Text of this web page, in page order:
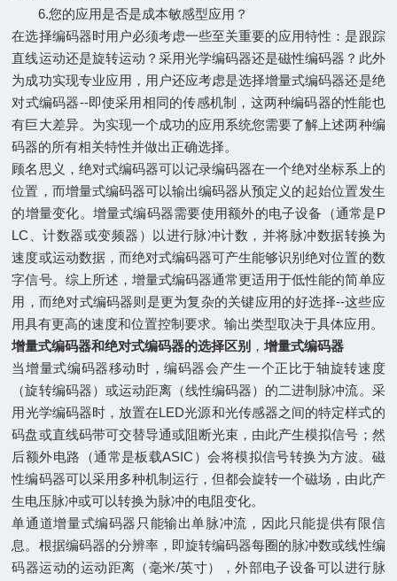
6.您的应用是否是成本敏感型应用？
在选择编码器时用户必须考虑一些至关重要的应用特性：是跟踪
直线运动还是旋转运动？采用光学编码器还是磁性编码器？此外
为成功实现专业应用，用户还应考虑是选择增量式编码器还是绝
对式编码器--即使采用相同的传感机制，这两种编码器的性能也
有巨大差异。为实现一个成功的应用系统您需要了解上述两种编
码器的所有相关特性并做出正确选择。
顾名思义，绝对式编码器可以记录编码器在一个绝对坐标系上的
位置，而增量式编码器可以输出编码器从预定义的起始位置发生
的增量变化。增量式编码器需要使用额外的电子设备（通常是P
LC、计数器或变频器）以进行脉冲计数，并将脉冲数据转换为
速度或运动数据，而绝对式编码器可产生能够识别绝对位置的数
字信号。综上所述，增量式编码器通常更适用于低性能的简单应
用，而绝对式编码器则是更为复杂的关键应用的好选择--这些应
用具有更高的速度和位置控制要求。输出类型取决于具体应用。
增量式编码器和绝对式编码器的选择区别 ，增量式编码器
当增量式编码器移动时，编码器会产生一个正比于轴旋转速度
（旋转编码器）或运动距离（线性编码器）的二进制脉冲流。采
用光学编码器时，放置在LED光源和光传感器之间的特定样式的
码盘或直线码带可交替导通或阻断光束，由此产生模拟信号；然
后额外电路（通常是板载ASIC）会将模拟信号转换为方波。磁
性编码器可以采用多种机制运行，但都会旋转一个磁场，由此产
生电压脉冲或可以转换为脉冲的电阻变化。
单通道增量式编码器只能输出单脉冲流，因此只能提供有限信
息。根据编码器的分辨率，即旋转编码器每圈的脉冲数或线性编
码器运动的运动距离（毫米/英寸），外部电子设备可以进行脉